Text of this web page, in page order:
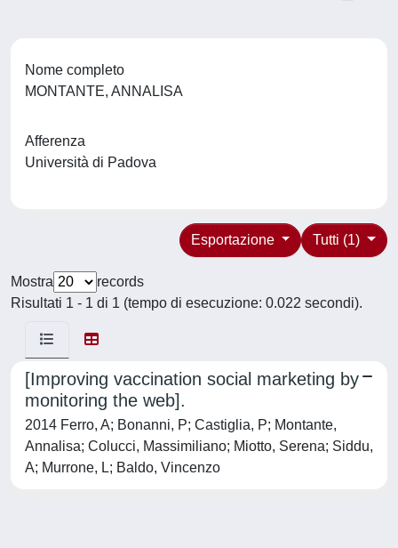
Nome completo
MONTANTE, ANNALISA
Afferenza
Università di Padova
Tutti (1)
Esportazione
Mostra
records
Risultati 1 - 1 di 1 (tempo di esecuzione: 0.022 secondi).
[Improving vaccination social marketing by
monitoring the web].
2014 Ferro, A; Bonanni, P; Castiglia, P; Montante,
Annalisa; Colucci, Massimiliano; Miotto, Serena; Siddu,
A; Murrone, L; Baldo, Vincenzo